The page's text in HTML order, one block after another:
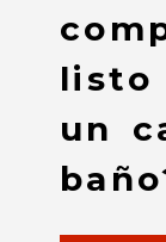
listo
un